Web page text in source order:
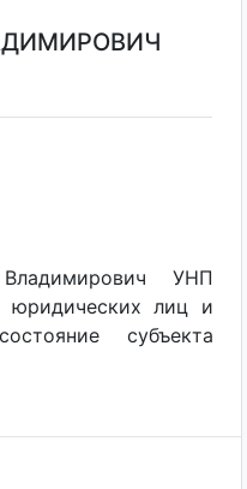
Владимирович УНП
юридических лиц и
субъекта